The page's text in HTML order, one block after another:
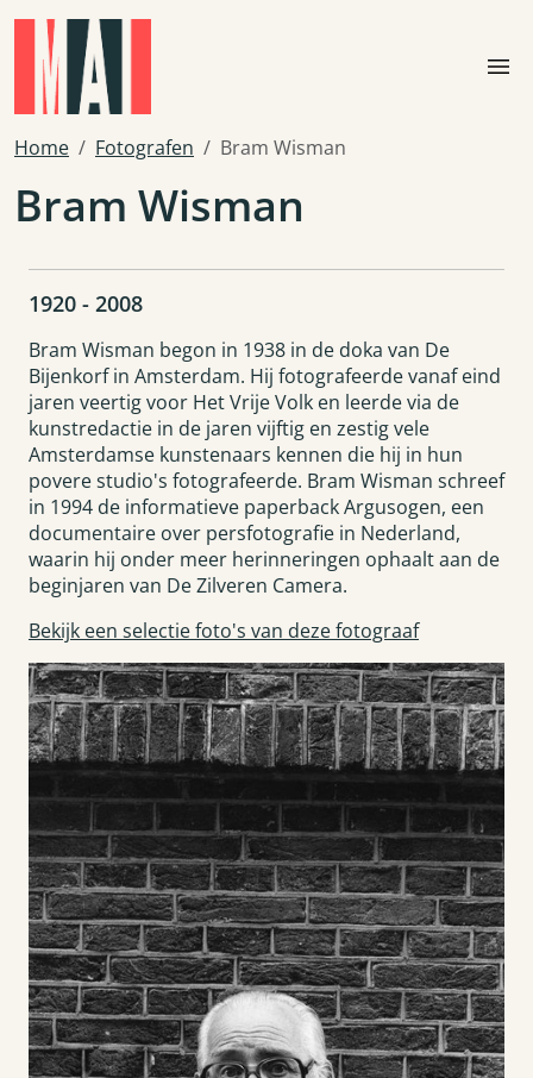
Skip to main content
menu
Home Fotografen Bram Wisman
Bram Wisman
1920 - 2008
Bram Wisman begon in 1938 in de doka van De
Bijenkorf in Amsterdam. Hij fotografeerde vanaf eind
jaren veertig voor Het Vrije Volk en leerde via de
kunstredactie in de jaren vijftig en zestig vele
Amsterdamse kunstenaars kennen die hij in hun
povere studio's fotografeerde. Bram Wisman schreef
in 1994 de informatieve paperback Argusogen, een
documentaire over persfotografie in Nederland,
waarin hij onder meer herinneringen ophaalt aan de
beginjaren van De Zilveren Camera.
Bekijk een selectie foto's van deze fotograaf